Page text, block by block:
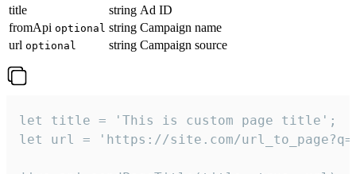
title
string Ad ID
fromApi optional string Campaign name
url optional string Campaign source
let title = 'This is custom page title';
let url = 'https://site.com/